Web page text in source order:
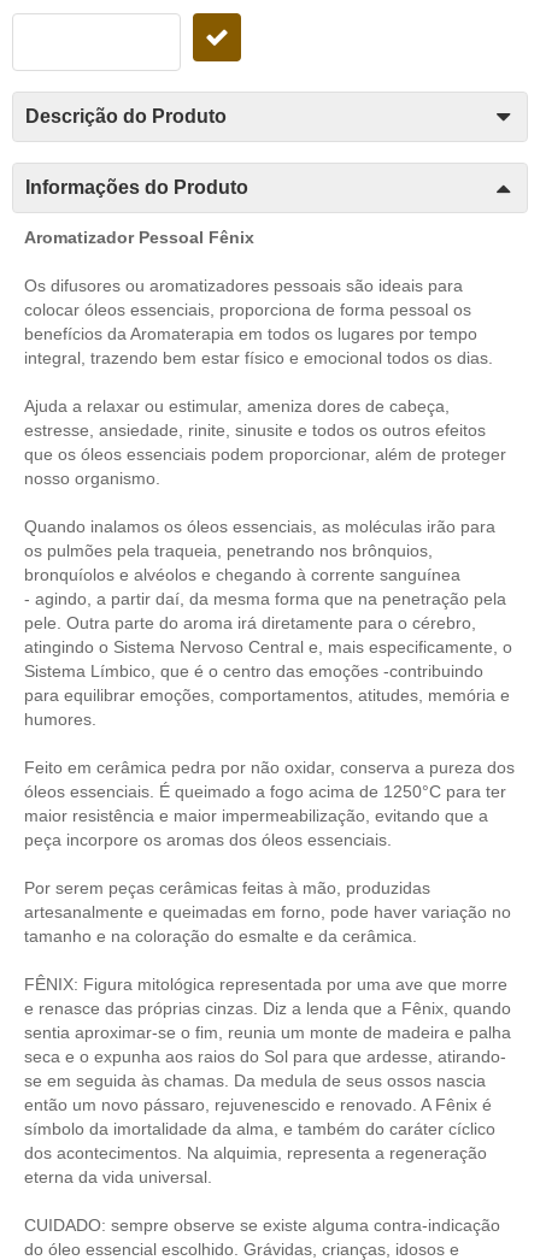
Descrição do Produto
Informações do Produto
Aromatizador Pessoal Fênix
Os difusores ou aromatizadores pessoais são ideais para
colocar óleos essenciais, proporciona de forma pessoal os
benefícios da Aromaterapia em todos os lugares por tempo
integral, trazendo bem estar físico e emocional todos os dias.
Ajuda a relaxar ou estimular, ameniza dores de cabeça,
estresse, ansiedade, rinite, sinusite e todos os outros efeitos
que os óleos essenciais podem proporcionar, além de proteger
nosso organismo.
Quando inalamos os óleos essenciais, as moléculas irão para
os pulmões pela traqueia, penetrando nos brônquios,
bronquíolos e alvéolos e chegando à corrente sanguínea
- agindo, a partir daí, da mesma forma que na penetração pela
pele. Outra parte do aroma irá diretamente para o cérebro,
atingindo o Sistema Nervoso Central e, mais especificamente, o
Sistema Límbico, que é o centro das emoções -contribuindo
para equilibrar emoções, comportamentos, atitudes, memória e
humores.
Feito em cerâmica pedra por não oxidar, conserva a pureza dos
óleos essenciais. É queimado a fogo acima de 1250°C para ter
maior resistência e maior impermeabilização, evitando que a
peça incorpore os aromas dos óleos essenciais.
Por serem peças cerâmicas feitas à mão, produzidas
artesanalmente e queimadas em forno, pode haver variação no
tamanho e na coloração do esmalte e da cerâmica.
FÊNIX: Figura mitológica representada por uma ave que morre
e renasce das próprias cinzas. Diz a lenda que a Fênix, quando
sentia aproximar-se o fim, reunia um monte de madeira e palha
seca e o expunha aos raios do Sol para que ardesse, atirando-
se em seguida às chamas. Da medula de seus ossos nascia
então um novo pássaro, rejuvenescido e renovado. A Fênix é
símbolo da imortalidade da alma, e também do caráter cíclico
dos acontecimentos. Na alquimia, representa a regeneração
eterna da vida universal.
CUIDADO: sempre observe se existe alguma contra-indicação
do óleo essencial escolhido. Grávidas, crianças, idosos e